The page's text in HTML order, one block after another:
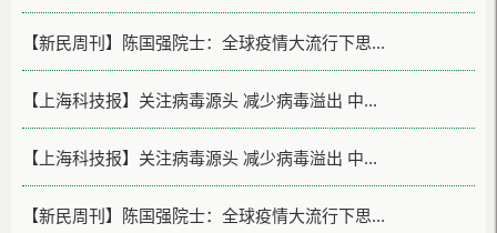
【新民周刊】陈国强院士：全球疫情大流行下思...
【上海科技报】关注病毒源头 减少病毒溢出 中...
【上海科技报】关注病毒源头 减少病毒溢出 中...
【新民周刊】陈国强院士：全球疫情大流行下思...